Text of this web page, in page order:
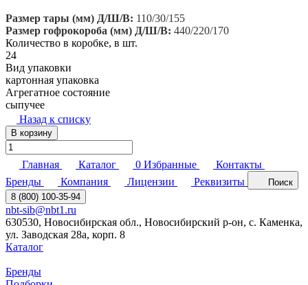
Размер тары (мм) Д/Ш/В: 110/30/155
Размер гофрокороба (мм) Д/Ш/В: 440/220/170
Количество в коробке, в шт.
24
Вид упаковки
картонная упаковка
Агрегатное состояние
сыпучее
Назад к списку
В корзину
Главная Каталог 0 Избранные
Контакты
Бренды
Компания Лицензии Реквизиты
Поиск
8 (800) 100-35-94
nbt-sib@nbt1.ru
630530, Новосибирская обл., Новосибирский р-он, с. Каменка,
ул. Заводская 28а, корп. 8
Каталог
Бренды